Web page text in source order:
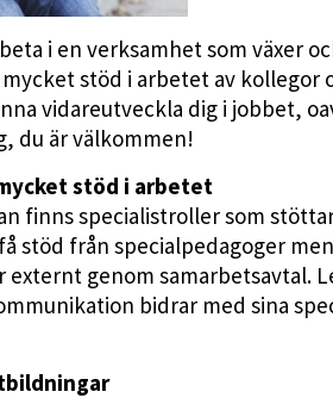
i en verksamhet som växer
stöd i arbetet av kollegor
vidareutveckla dig i jobbet,
du är välkommen!
stöd i arbetet
finns specialistroller som
stöd från specialpedagoger
externt genom samarbetsavtal.
bidrar med sina